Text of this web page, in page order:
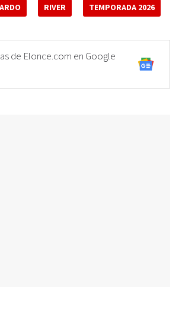
RIVER TEMPORADA 2026
de Elonce.com en Google